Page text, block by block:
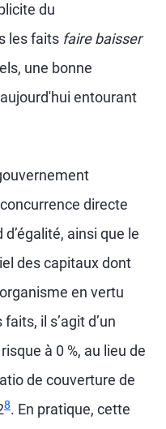
du
les faits faire baisser
une bonne
entourant
directe
ainsi que le
des capitaux dont
en vertu
il s’agit d’un
à 0 %, au lieu de
de couverture de
8. En pratique, cette